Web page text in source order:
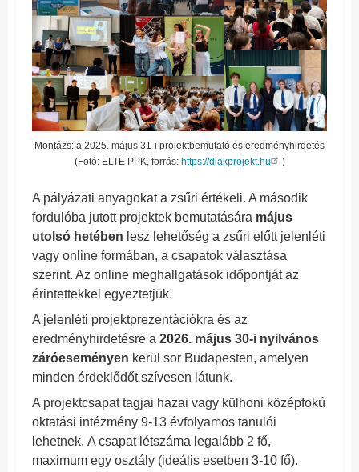
Montázs: a 2025. május 31-i projektbemutató és eredményhirdetés
(Fotó: ELTE PPK, forrás: https://diakprojekt.hu )
A pályázati anyagokat a zsűri értékeli. A második
fordulóba jutott projektek bemutatására május
utolsó hetében lesz lehetőség a zsűri előtt jelenléti
vagy online formában, a csapatok választása
szerint. Az online meghallgatások időpontját az
érintettekkel egyeztetjük.
A jelenléti projektprezentációkra és az
eredményhirdetésre a 2026. május 30-i nyilvános
záróeseményen kerül sor Budapesten, amelyen
minden érdeklődőt szívesen látunk.
A projektcsapat tagjai hazai vagy külhoni középfokú
oktatási intézmény 9-13 évfolyamos tanulói
lehetnek. A csapat létszáma legalább 2 fő,
maximum egy osztály (ideális esetben 3-10 fő).